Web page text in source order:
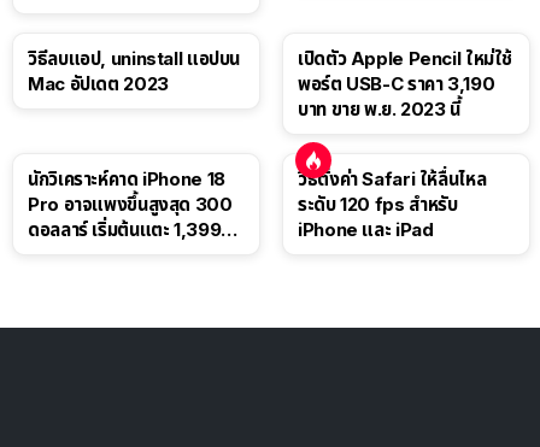
วิธีลบแอป, uninstall แอปบน
Mac อัปเดต 2023
เปิดตัว Apple Pencil ใหม่ใช้
พอร์ต USB-C ราคา 3,190
บาท ขาย พ.ย. 2023 นี้
นักวิเคราะห์คาด iPhone 18
Pro อาจแพงขึ้นสูงสุด 300
ดอลลาร์ เริ่มต้นแตะ 1,399
วิธีตั้งค่า Safari ให้ลื่นไหล
ระดับ 120 fps สำหรับ
iPhone และ iPad